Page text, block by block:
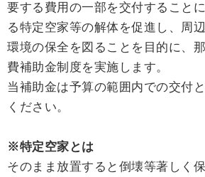
要する費用の一部を交付すること
る特定空家等の解体を促進し、周
環境の保全を図ることを目的に、
費補助金制度を実施します。
当補助金は予算の範囲内での交付
ください。
※特定空家とは
そのまま放置すると倒壊等著しく